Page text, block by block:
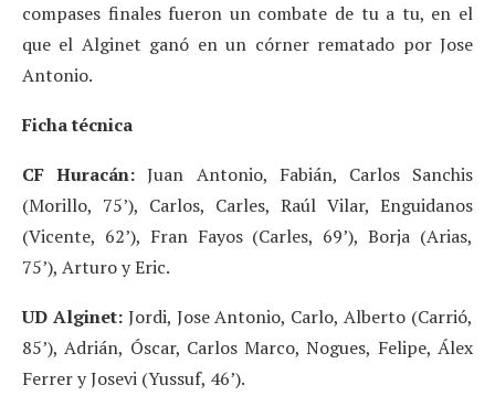
compases finales fueron un combate de tu a tu, en el
que el Alginet ganó en un córner rematado por Jose
Antonio.
Ficha técnica
CF Huracán: Juan Antonio, Fabián, Carlos Sanchis
(Morillo, 75’), Carlos, Carles, Raúl Vilar, Enguidanos
(Vicente, 62’), Fran Fayos (Carles, 69’), Borja (Arias,
75’), Arturo y Eric.
UD Alginet:Jordi, Jose Antonio, Carlo, Alberto (Carrió,
85’), Adrián, Óscar, Carlos Marco, Nogues, Felipe, Álex
Ferrer y Josevi (Yussuf, 46’).